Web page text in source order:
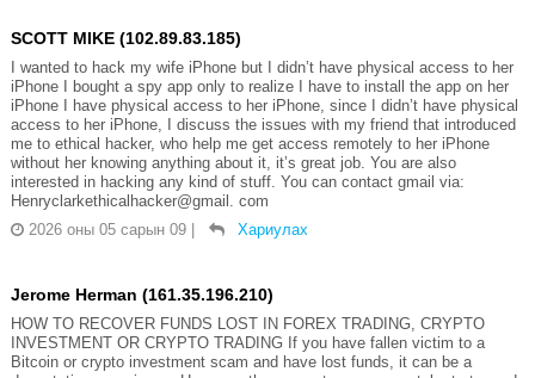
SCOTT MIKE (102.89.83.185)
I wanted to hack my wife iPhone but I didn’t have physical access to her
iPhone I bought a spy app only to realize I have to install the app on her
iPhone I have physical access to her iPhone, since I didn’t have physical
access to her iPhone, I discuss the issues with my friend that introduced
me to ethical hacker, who help me get access remotely to her iPhone
without her knowing anything about it, it’s great job. You are also
interested in hacking any kind of stuff. You can contact gmail via:
Henryclarkethicalhacker@gmail. com
2026 оны 05 сарын 09
Хариулах
Jerome Herman (161.35.196.210)
HOW TO RECOVER FUNDS LOST IN FOREX TRADING, CRYPTO
INVESTMENT OR CRYPTO TRADING If you have fallen victim to a
Bitcoin or crypto investment scam and have lost funds, it can be a